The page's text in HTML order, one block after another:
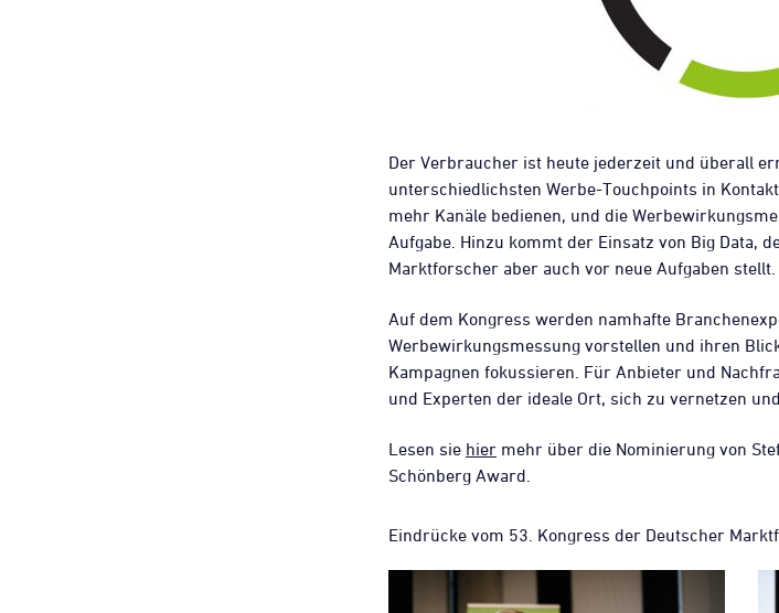
Der Verbraucher ist heute jederzeit und überall
unterschiedlichsten Werbe-Touchpoints in
mehr Kanäle bedienen, und die
Aufgabe. Hinzu kommt der Einsatz von Big Data,
Marktforscher aber auch vor neue Aufgaben stellt.
Auf dem Kongress werden namhafte
Werbewirkungsmessung vorstellen und ihren
Kampagnen fokussieren. Für Anbieter und
und Experten der ideale Ort, sich zu vernetzen
Lesen sie hier mehr über die Nominierung von
Schönberg Award.
Eindrücke vom 53. Kongress der Deutscher